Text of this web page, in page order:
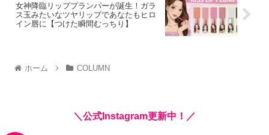
女神降臨リッププランパーが誕生！ガラ
ス玉みたいなツヤリップであなたもヒロ
イン唇に【つけた瞬間むっちり】
ホーム COLUMN
＼公式Instagram更新中！／